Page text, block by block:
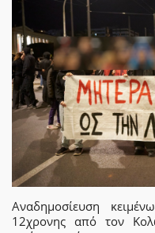
Αναδημοσίευση
12χρονης από τον